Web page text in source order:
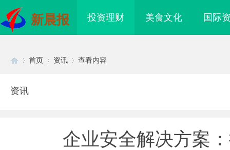
新晨报 投资理财 美食文化 国际
首页 资讯 查看内容
资讯
企业安全解决方案